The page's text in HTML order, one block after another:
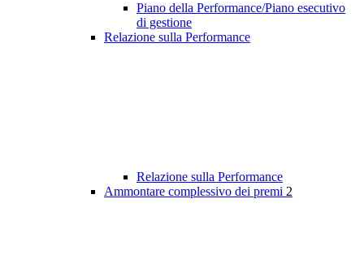
Piano della Performance/Piano esecutivo
di gestione
Relazione sulla Performance
Relazione sulla Performance
Ammontare complessivo dei premi 2